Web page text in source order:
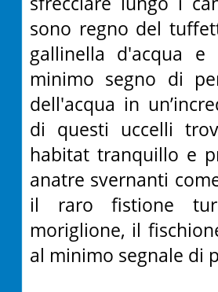
sono regno del
gallinella d'acqua
minimo segno di
dell'acqua in
di questi uccelli
habitat tranquillo e
anatre svernanti
il raro fistione
moriglione, il
al minimo segnale di